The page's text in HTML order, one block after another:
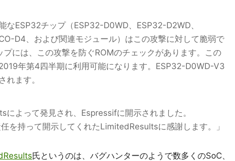
なESP32チップ（ESP32-D0WD、ESP32-D2WD、
D4、および関連モジュール）はこの攻撃に対して脆弱で
には、この攻撃を防ぐROMのチェックがあります。この
年第4四半期に利用可能になります。ESP32-D0WD-V3
れます。
よって発見され、Espressifに開示されました。
を持って開示してくれたLimitedResultsに感謝します。」
氏というのは、バグハンターのようで数多くのSoC、